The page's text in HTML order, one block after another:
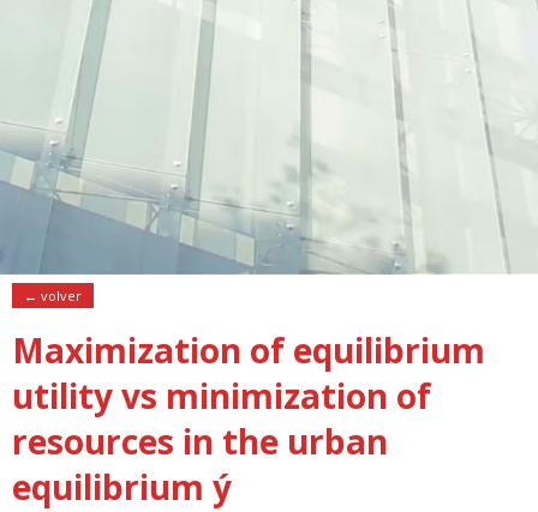
← volver
Maximization of equilibrium
utility vs minimization of
resources in the urban
equilibrium ý